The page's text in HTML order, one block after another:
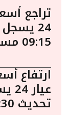
تراجع
09:15 مساءًا
ارتفاع
تحديث 08:30 مساءًا